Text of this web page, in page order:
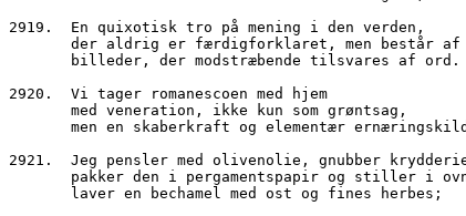
2919.  En quixotisk tro på mening i den verden,
       der aldrig er færdigforklaret, men består af
       billeder, der modstræbende tilsvares af ord.
2920.  Vi tager romanescoen med hjem
       med veneration, ikke kun som grøntsag,
men en skaberkraft og elementær
2921.  Jeg pensler med olivenolie, gnubber
pakker den i pergamentspapir og stiller i
       laver en bechamel med ost og fines herbes;